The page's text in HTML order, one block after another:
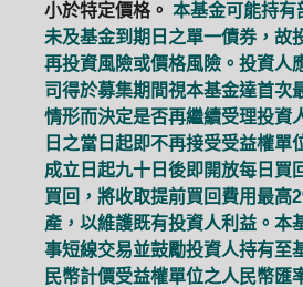
小於特定價格。 本基金可能持有
未及基金到期日之單一債券，故
再投資風險或價格風險。投資人
司得於募集期間視本基金達首次
情形而決定是否再繼續受理投資
日之當日起即不再接受受益權單
成立日起九十日後即開放每日買
買回，將收取提前買回費用最高
產，以維護既有投資人利益。本
事短線交易並鼓勵投資人持有至
民幣計價受益權單位之人民幣匯